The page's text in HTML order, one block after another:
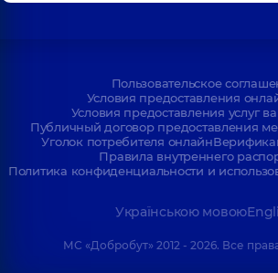
Пользовательское
Условия предоставления
Условия предоставления услуг
Публичный договор предоставления
Уголок потребителя онлайн
Правила внутреннего
Политика конфиденциальности и
Українською мовою
МС «Добробут» 2012 - 2026. Все